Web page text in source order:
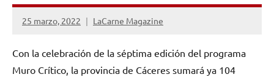
25 marzo, 2022 LaCarne Magazine
No
comentarios
Con la celebración de la séptima edición del programa
Muro Crítico, la provincia de Cáceres sumará ya 104